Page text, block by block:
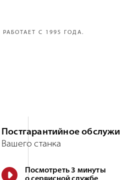
РАБОТАЕТ С 1995 ГОДА.
Постгарантийное
Вашего станка
Посмотреть 3 минуты